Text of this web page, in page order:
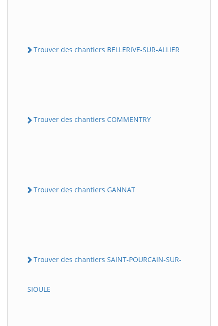
Trouver des chantiers BELLERIVE-SUR-ALLIER
Trouver des chantiers COMMENTRY
Trouver des chantiers GANNAT
Trouver des chantiers SAINT-POURCAIN-SUR-
SIOULE